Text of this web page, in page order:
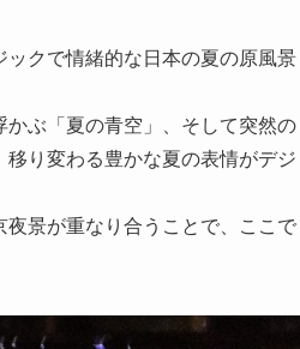
クで情緒的な日本の夏の原風景
ぶ「夏の青空」、そして突然の
移り変わる豊かな夏の表情がデジ
景が重なり合うことで、ここで